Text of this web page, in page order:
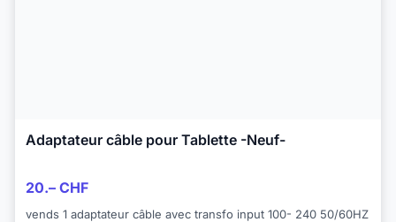
Adaptateur câble pour Tablette -Neuf-
20.– CHF
vends 1 adaptateur câble avec transfo input 100- 240 50/60HZ